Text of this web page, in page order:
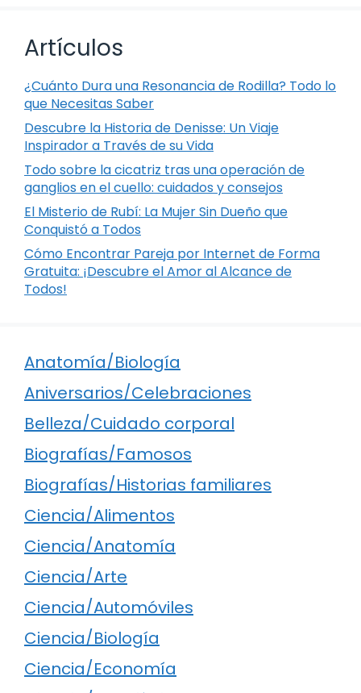
Artículos
¿Cuánto Dura una Resonancia de Rodilla? Todo lo
que Necesitas Saber
Descubre la Historia de Denisse: Un Viaje
Inspirador a Través de su Vida
Todo sobre la cicatriz tras una operación de
ganglios en el cuello: cuidados y consejos
El Misterio de Rubí: La Mujer Sin Dueño que
Conquistó a Todos
Cómo Encontrar Pareja por Internet de Forma
Gratuita: ¡Descubre el Amor al Alcance de
Todos!
Anatomía/Biología
Aniversarios/Celebraciones
Belleza/Cuidado corporal
Biografías/Famosos
Biografías/Historias familiares
Ciencia/Alimentos
Ciencia/Anatomía
Ciencia/Arte
Ciencia/Automóviles
Ciencia/Biología
Ciencia/Economía